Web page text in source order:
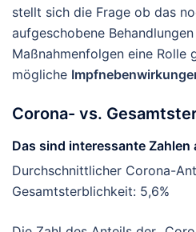
stellt sich die Frage ob das
aufgeschobene
Maßnahmenfolgen eine Rolle
mögliche
Corona- vs.
Das sind interessante Zahlen
Durchschnittlicher Corona-
Gesamtsterblichkeit: 5,6%